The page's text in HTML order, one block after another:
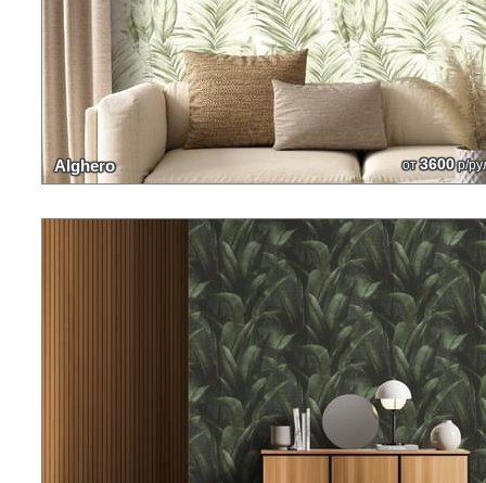
Alghero от3600р/